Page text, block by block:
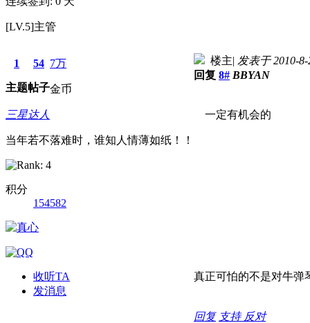
[LV.5]主管
1
主题
54
帖子
7万
金币
三星达人
当年若不落难时，谁知人情薄如纸！！
积分
154582
收听TA
发消息
楼主| 发表于 2010-8-
回复 8# BBYAN
一定有机会的
真正可怕的不是对牛弹
回复 支持 反对